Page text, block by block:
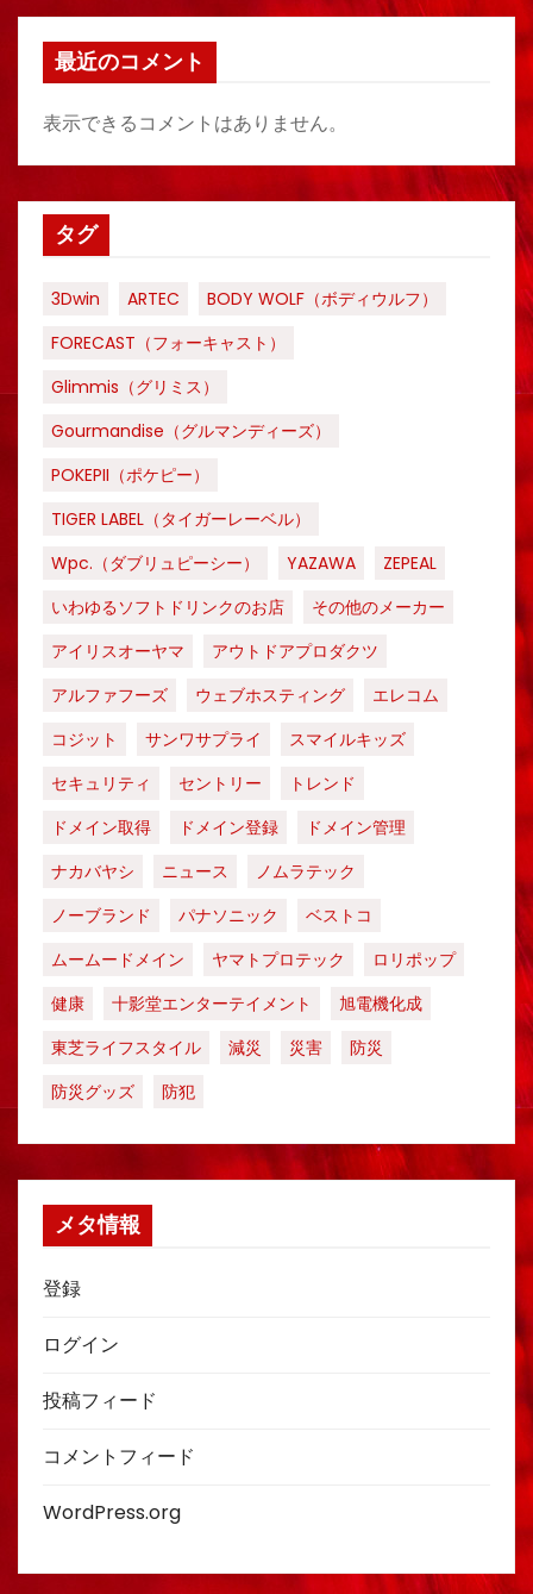
最近のコメント
表示できるコメントはありません。
タグ
3Dwin ARTEC
BODY WOLF（ボディウルフ）
FORECAST（フォーキャスト）
Glimmis（グリミス）
Gourmandise（グルマンディーズ）
POKEPII（ポケピー）
TIGER LABEL（タイガーレーベル）
Wpc.（ダブリュピーシー）
YAZAWA
ZEPEAL
いわゆるソフトドリンクのお店
その他のメーカー
アイリスオーヤマ
アウトドアプロダクツ
アルファフーズ
ウェブホスティング
エレコム
コジット
サンワサプライ
スマイルキッズ
セキュリティ
セントリー
トレンド
ドメイン取得
ドメイン登録
ドメイン管理
ナカバヤシ
ニュース
ノムラテック
ノーブランド
パナソニック
ベストコ
ムームードメイン
ヤマトプロテック
ロリポップ
健康
十影堂エンターテイメント
旭電機化成
東芝ライフスタイル
減災 災害
防災
防災グッズ
防犯
メタ情報
登録
ログイン
投稿フィード
コメントフィード
WordPress.org